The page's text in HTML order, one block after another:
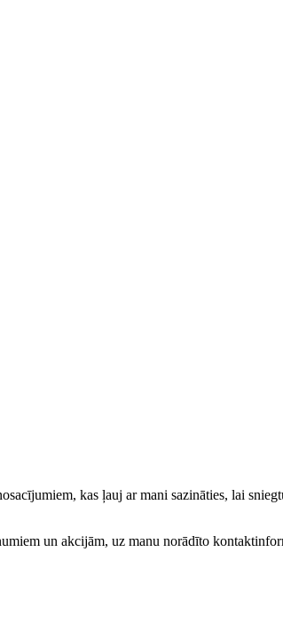
kas ļauj ar mani sazināties, lai
un akcijām, uz manu norādīto